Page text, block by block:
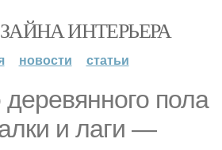
ИНТЕРЬЕРА
новости статьи
деревянного пола
и лаги —